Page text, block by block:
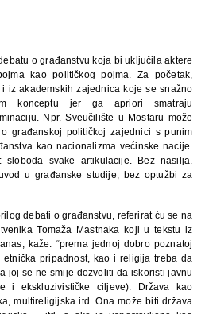
o građanstvu koja bi uključila aktere
kao političkog pojma. Za početak,
iz akademskih zajednica koje se snažno
konceptu jer ga apriori smatraju
Npr. Sveučilište u Mostaru može
građanskoj političkoj zajednici s punim
kao nacionalizma većinske nacije.
svake artikulacije. Bez nasilja.
u građanske studije, bez optužbi za
debati o građanstvu, referirat ću se na
Tomaža Mastnaka koji u tekstu iz
kaže: “prema jednoj dobro poznatoj
etnička pripadnost, kao i religija treba da
joj se ne smije dozvoliti da iskoristi javnu
i ekskluzivističke ciljeve). Država kao
multireligijska itd. Ona može biti država